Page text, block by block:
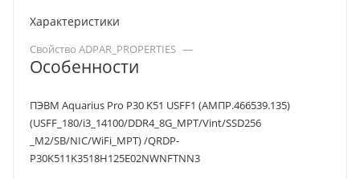
Характеристики
Свойство ADPAR_PROPERTIES —
Особенности
ПЭВМ Aquarius Pro P30 K51 USFF1 (АМПР.466539.135)
(USFF_180/i3_14100/DDR4_8G_MPT/Vint/SSD256
_M2/SB/NIC/WiFi_MPT) /QRDP-
P30K511K3518H125E02NWNFTNN3